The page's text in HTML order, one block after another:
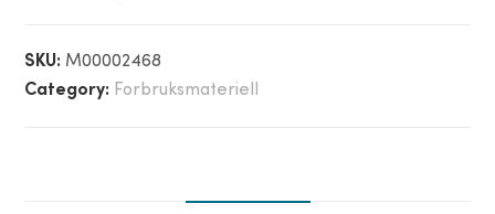
SKU: M00002468
Category: Forbruksmateriell